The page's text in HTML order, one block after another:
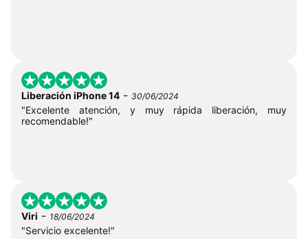
Liberación iPhone 14 - 30/06/2024
"Excelente atención, y muy rápida liberación, muy
recomendable!"
Viri - 18/06/2024
"Servicio excelente!"